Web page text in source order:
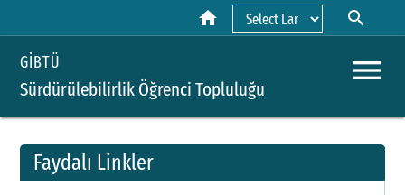
home search
GİBTÜ
Sürdürülebilirlik Öğrenci Topluluğu
menu
Faydalı Linkler